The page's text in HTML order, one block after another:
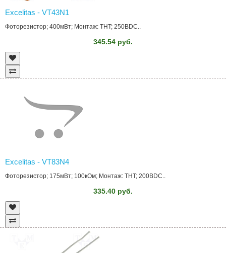
Excelitas - VT43N1
Фоторезистор; 400мВт; Монтаж: THT; 250ВDC..
345.54 руб.
Excelitas - VT83N4
Фоторезистор; 175мВт; 100кОм; Монтаж: THT; 200ВDC..
335.40 руб.